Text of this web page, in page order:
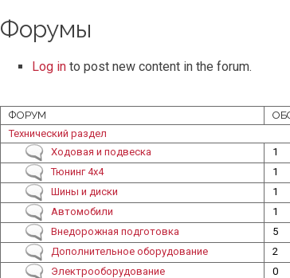
Форумы
Log in to post new content in the forum.
ФОРУМ
No new posts
Технический раздел
No new posts
Ходовая и подвеска 1
No new posts
Тюнинг 4x4 1
No new posts
Шины и диски 1
No new posts
Автомобили 1
No new posts
Внедорожная подготовка 5
No new posts
Дополнительное оборудование 2
No new posts
Электрооборудование 0